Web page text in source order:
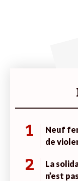
1
Neuf
de
2
La
n’est